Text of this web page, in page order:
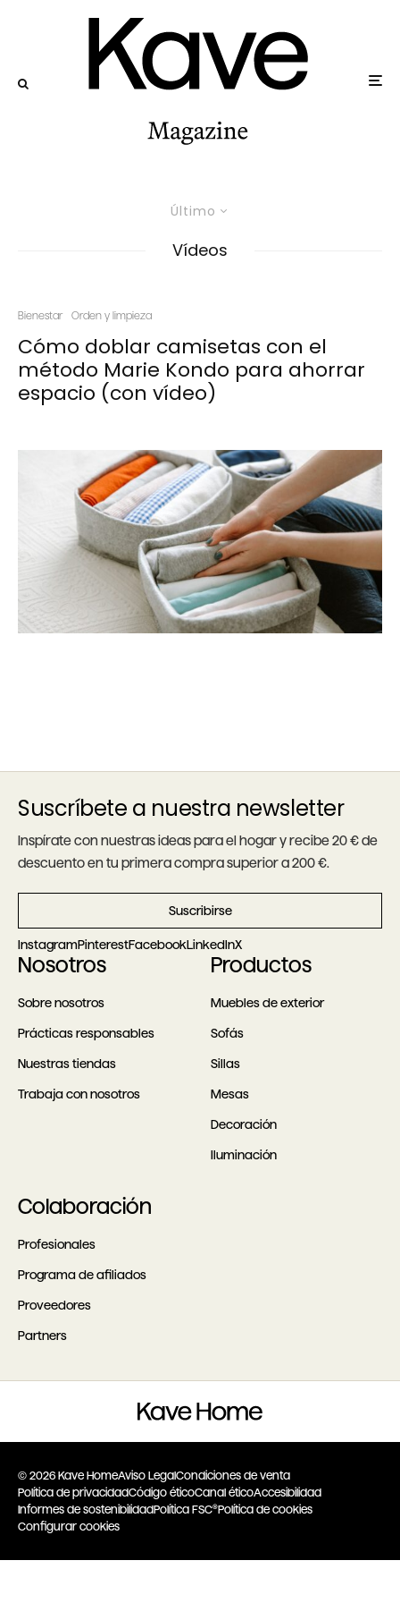
Último
Vídeos
Bienestar Orden y limpieza
Cómo doblar camisetas con el
método Marie Kondo para ahorrar
espacio (con vídeo)
Suscríbete a nuestra newsletter
Inspírate con nuestras ideas para el hogar y recibe 20 € de
descuento en tu primera compra superior a 200 €.
Suscribirse
InstagramPinterestFacebookLinkedInX
Nosotros
Sobre nosotros
Prácticas responsables
Nuestras tiendas
Trabaja con nosotros
Productos
Muebles de exterior
Sofás
Sillas
Mesas
Decoración
Iluminación
Colaboración
Profesionales
Programa de afiliados
Proveedores
Partners
© 2026 Kave HomeAviso LegalCondiciones de venta
Política de privacidadCódigo éticoCanal éticoAccesibilidad
Informes de sostenibilidadPolítica FSC®Política de cookies
Configurar cookies